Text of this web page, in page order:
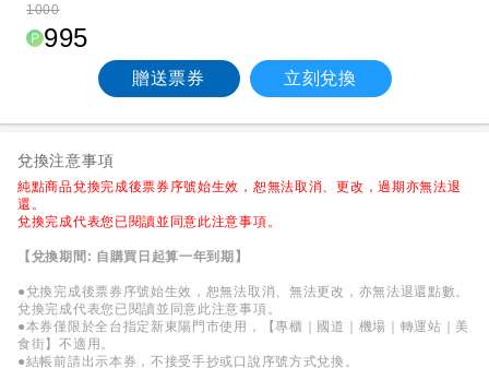
1000
995
贈送票券 立刻兌換
兌換注意事項
純點商品兌換完成後票券序號始生效，恕無法取消、更改，過期亦無法退
還。
兌換完成代表您已閱讀並同意此注意事項。
【兌換期間: 自購買日起算一年到期】
●兌換完成後票券序號始生效，恕無法取消、無法更改，亦無法退還點數。
兌換完成代表您已閱讀並同意此注意事項。
●本券僅限於全台指定新東陽門市使用，【專櫃｜國道｜機場｜轉運站｜美
食街】不適用。
●結帳前請出示本券，不接受手抄或口說序號方式兌換。